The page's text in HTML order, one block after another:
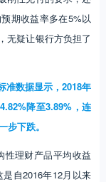
期收益率多在5%以
无疑让银行方负担了
准数据显示，2018年
降至3.89%，连
步下跌。
性理财产品平均收益
自2016年12月以来